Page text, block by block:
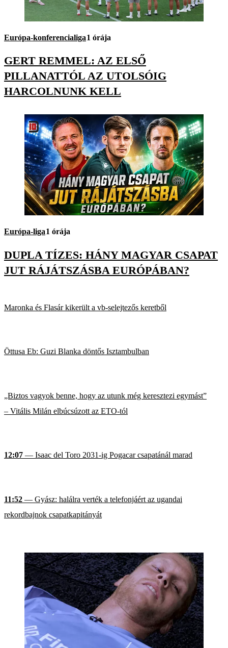
Európa-konferencialiga1 órája
GERT REMMEL: AZ ELSŐ
PILLANATTÓL AZ UTOLSÓIG
HARCOLNUNK KELL
Európa-liga1 órája
DUPLA TÍZES: HÁNY MAGYAR CSAPAT
JUT RÁJÁTSZÁSBA EURÓPÁBAN?
Maronka és Flasár kikerült a vb-selejtezős keretből
Öttusa Eb: Guzi Blanka döntős Isztambulban
„Biztos vagyok benne, hogy az utunk még keresztezi egymást”
– Vitális Milán elbúcsúzott az ETO-tól
12:07 — Isaac del Toro 2031-ig Pogacar csapatánál marad
11:52 — Gyász: halálra verték a telefonjáért az ugandai
rekordbajnok csapatkapitányát